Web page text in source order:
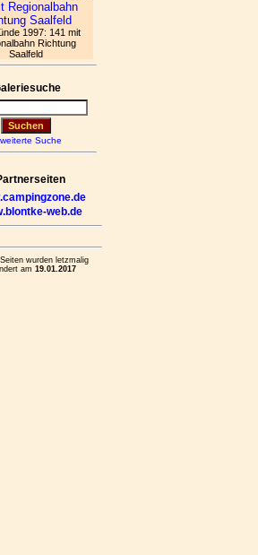
1997: 141 mit
Richtung
Saalfeld
Suche
web.de
wurden letzmalig
am 19.01.2017